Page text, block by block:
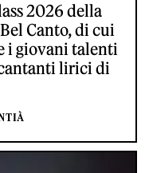
2026 della
Canto, di cui
i giovani talenti
lirici di